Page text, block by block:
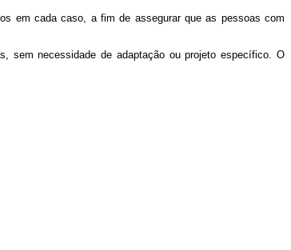
em cada caso, a fim de assegurar que as pessoas com
sem necessidade de adaptação ou projeto específico. O